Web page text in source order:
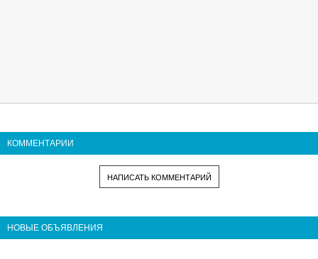
КОММЕНТАРИИ
НАПИСАТЬ КОММЕНТАРИЙ
НОВЫЕ ОБЪЯВЛЕНИЯ